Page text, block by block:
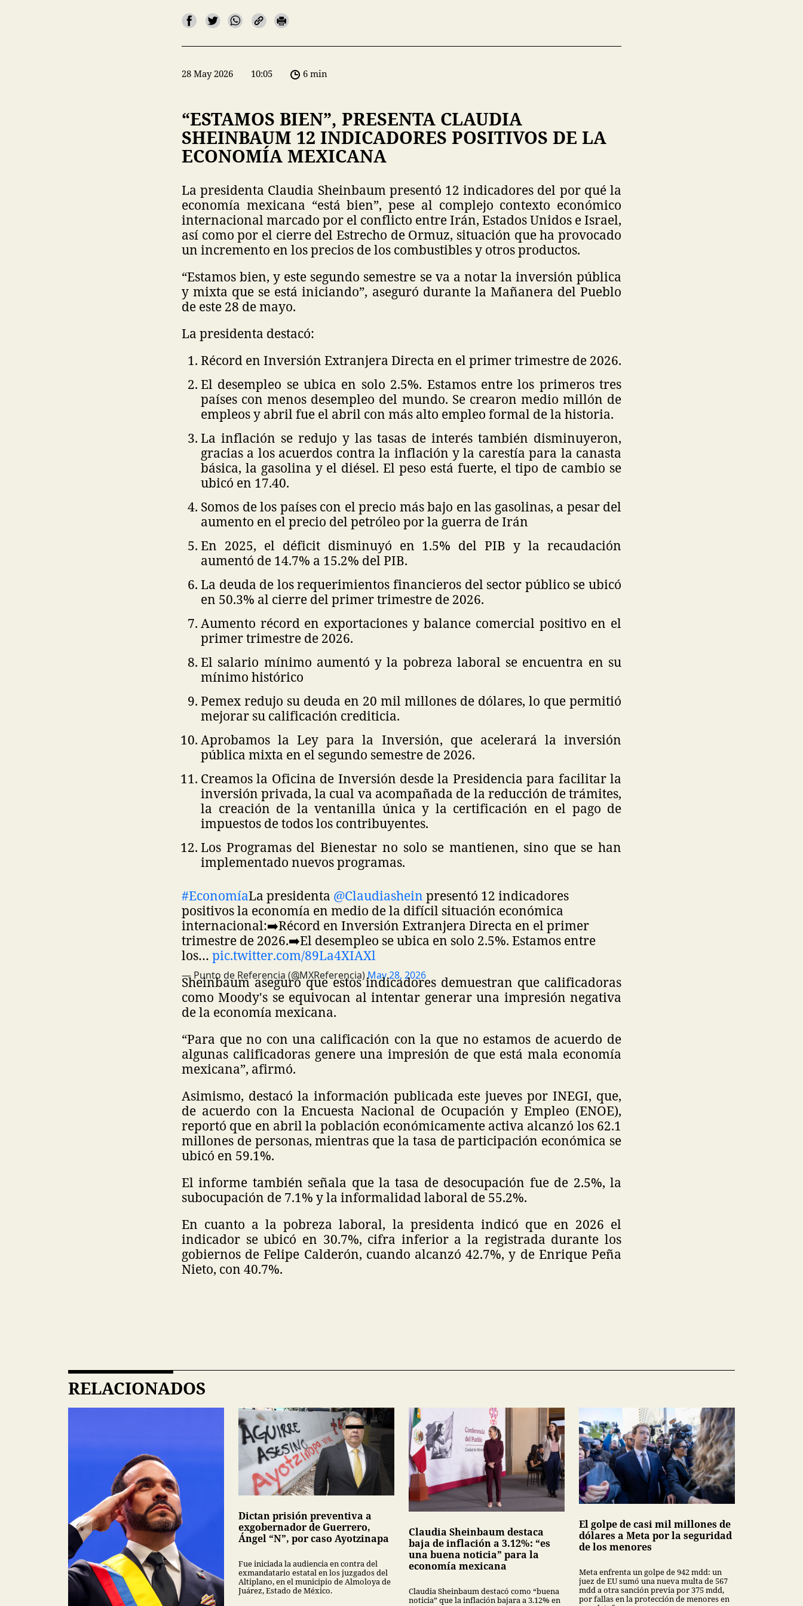
28 May 2026 10:05 6 min
“ESTAMOS BIEN”, PRESENTA CLAUDIA
SHEINBAUM 12 INDICADORES POSITIVOS DE LA
ECONOMÍA MEXICANA
La presidenta Claudia Sheinbaum presentó 12 indicadores del por qué la
economía mexicana “está bien”, pese al complejo contexto económico
internacional marcado por el conflicto entre Irán, Estados Unidos e Israel,
así como por el cierre del Estrecho de Ormuz, situación que ha provocado
un incremento en los precios de los combustibles y otros productos.
“Estamos bien, y este segundo semestre se va a notar la inversión pública
y mixta que se está iniciando”, aseguró durante la Mañanera del Pueblo
de este 28 de mayo.
La presidenta destacó:
Récord en Inversión Extranjera Directa en el primer trimestre de 2026.
El desempleo se ubica en solo 2.5%. Estamos entre los primeros tres
países con menos desempleo del mundo. Se crearon medio millón de
empleos y abril fue el abril con más alto empleo formal de la historia.
La inflación se redujo y las tasas de interés también disminuyeron,
gracias a los acuerdos contra la inflación y la carestía para la canasta
básica, la gasolina y el diésel. El peso está fuerte, el tipo de cambio se
ubicó en 17.40.
Somos de los países con el precio más bajo en las gasolinas, a pesar del
aumento en el precio del petróleo por la guerra de Irán
En 2025, el déficit disminuyó en 1.5% del PIB y la recaudación
aumentó de 14.7% a 15.2% del PIB.
La deuda de los requerimientos financieros del sector público se ubicó
en 50.3% al cierre del primer trimestre de 2026.
Aumento récord en exportaciones y balance comercial positivo en el
primer trimestre de 2026.
El salario mínimo aumentó y la pobreza laboral se encuentra en su
mínimo histórico
Pemex redujo su deuda en 20 mil millones de dólares, lo que permitió
mejorar su calificación crediticia.
Aprobamos la Ley para la Inversión, que acelerará la inversión
pública mixta en el segundo semestre de 2026.
Creamos la Oficina de Inversión desde la Presidencia para facilitar la
inversión privada, la cual va acompañada de la reducción de trámites,
la creación de la ventanilla única y la certificación en el pago de
impuestos de todos los contribuyentes.
Los Programas del Bienestar no solo se mantienen, sino que se han
implementado nuevos programas.
#EconomíaLa presidenta @Claudiashein presentó 12 indicadores
positivos la economía en medio de la difícil situación económica
internacional:➡️Récord en Inversión Extranjera Directa en el primer
trimestre de 2026.➡️El desempleo se ubica en solo 2.5%. Estamos entre
los… pic.twitter.com/89La4XIAXl
— Punto de Referencia (@MXReferencia)May 28, 2026
Sheinbaum aseguró que estos indicadores demuestran que calificadoras
como Moody's se equivocan al intentar generar una impresión negativa
de la economía mexicana.
“Para que no con una calificación con la que no estamos de acuerdo de
algunas calificadoras genere una impresión de que está mala economía
mexicana”, afirmó.
Asimismo, destacó la información publicada este jueves por INEGI, que,
de acuerdo con la Encuesta Nacional de Ocupación y Empleo (ENOE),
reportó que en abril la población económicamente activa alcanzó los 62.1
millones de personas, mientras que la tasa de participación económica se
ubicó en 59.1%.
El informe también señala que la tasa de desocupación fue de 2.5%, la
subocupación de 7.1% y la informalidad laboral de 55.2%.
En cuanto a la pobreza laboral, la presidenta indicó que en 2026 el
indicador se ubicó en 30.7%, cifra inferior a la registrada durante los
gobiernos de Felipe Calderón, cuando alcanzó 42.7%, y de Enrique Peña
Nieto, con 40.7%.
RELACIONADOS
Dictan prisión preventiva a
exgobernador de Guerrero,
Ángel “N”, por caso Ayotzinapa
Fue iniciada la audiencia en contra del
exmandatario estatal en los juzgados del
Altiplano, en el municipio de Almoloya de
Juárez, Estado de México.
Claudia Sheinbaum destaca
baja de inflación a 3.12%: “es
una buena noticia” para la
economía mexicana
Claudia Sheinbaum destacó como “buena
noticia” que la inflación bajara a 3.12% en
El golpe de casi mil millones de
dólares a Meta por la seguridad
de los menores
Meta enfrenta un golpe de 942 mdd: un
juez de EU sumó una nueva multa de 567
mdd a otra sanción previa por 375 mdd,
por fallas en la protección de menores en